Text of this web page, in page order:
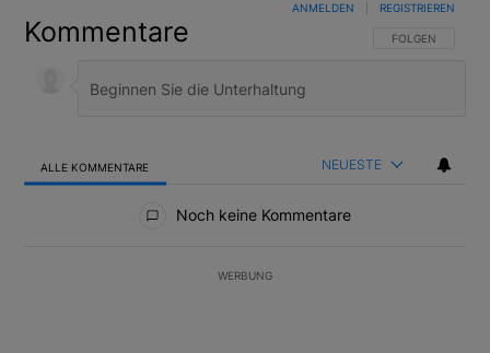
Kommentare FOLGE DIESER
FOLGEN
ANMELDEN REGISTRIEREN
ALLE KOMMENTARE NEUESTE
Noch keine Kommentare
WERBUNG